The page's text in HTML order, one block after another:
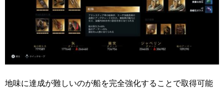
地味に達成が難しいのが船を完全強化することで取得可能